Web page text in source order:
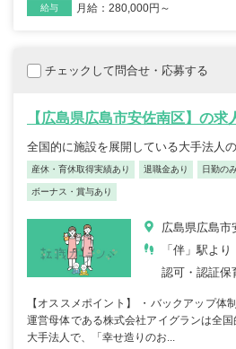
給与 月給：280,000円～
チェックして問合せ・応募する
【広島県広島市安佐南区】の求
全国的に施設を展開している大手法人
産休・育休取得実績あり 退職金あり 日勤の
ボーナス・賞与あり
広島県広島市
「伴」駅よ
認可・認証保
【オススメポイント】 ・バックアップ体
運営母体である株式会社アイグランは全
大手法人で、「幸せ造りのお...